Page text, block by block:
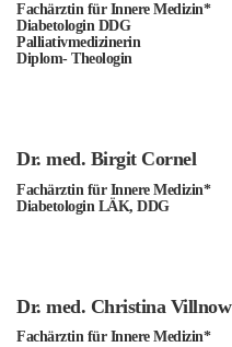
Fachärztin für Innere Medizin*
Diabetologin DDG
Palliativmedizinerin
Diplom- Theologin
Dr. med. Birgit Cornel
Fachärztin für Innere Medizin*
Diabetologin LÄK, DDG
Dr. med. Christina Villnow
Fachärztin für Innere Medizin*